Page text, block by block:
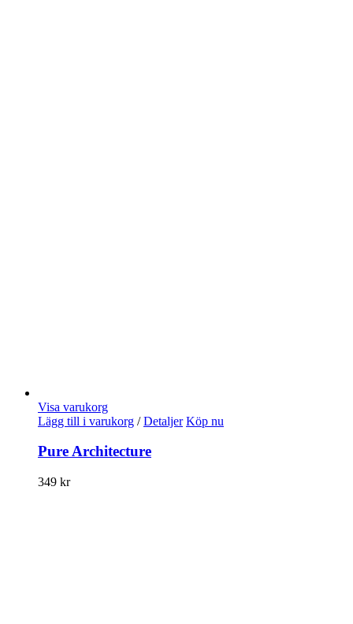
Visa varukorg
Lägg till i varukorg / Detaljer Köp nu
Pure Architecture
349 kr